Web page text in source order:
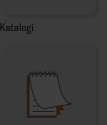
Katalogi